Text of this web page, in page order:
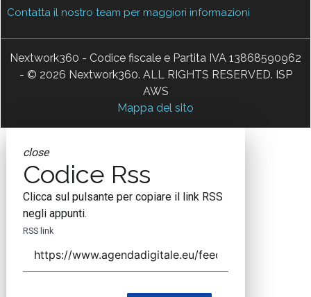
Contatta il nostro team per maggiori informazioni
Nextwork360 - Codice fiscale e Partita IVA 13868590962
- © 2026 Nextwork360. ALL RIGHTS RESERVED. ISP
AWS
Mappa del sito
close
Codice Rss
Clicca sul pulsante per copiare il link RSS
negli appunti.
RSS link